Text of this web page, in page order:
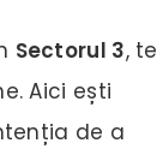
Sectorul 3, te
Aici ești
de a